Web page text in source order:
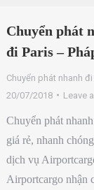
Chuyển phát
đi Paris –
Chuyển phát nhanh
20/07/2018
Leave
Chuyển phát
giá rẻ, nhanh
dịch vụ
Airportcargo nhận